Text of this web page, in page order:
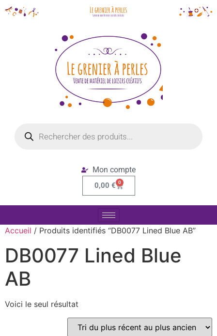
Mon compte
0,00 € 0
Accueil / Produits identifiés “DB0077 Lined Blue AB”
DB0077 Lined Blue
AB
Voici le seul résultat